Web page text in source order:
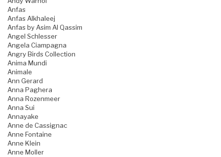
Anfas
Anfas Alkhaleej
Anfas by Asim Al Qassim
Angel Schlesser
Angela Ciampagna
Angry Birds Collection
Anima Mundi
Animale
Ann Gerard
Anna Paghera
Anna Rozenmeer
Anna Sui
Annayake
Anne de Cassignac
Anne Fontaine
Anne Klein
Anne Moller